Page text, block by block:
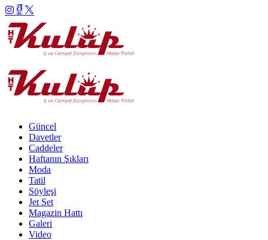
Güncel
Davetler
Caddeler
Haftanın Şıkları
Moda
Tatil
Söyleşi
Jet Set
Magazin Hattı
Galeri
Video